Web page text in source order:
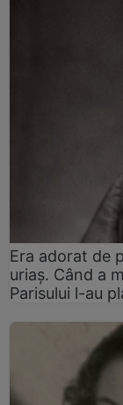
Era adorat de
uriaș. Când a
Parisului l-au